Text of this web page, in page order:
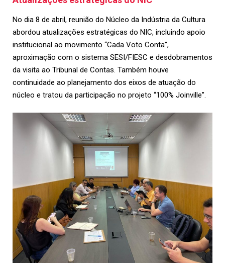
No dia 8 de abril, reunião do Núcleo da Indústria da Cultura
abordou atualizações estratégicas do NIC, incluindo apoio
institucional ao movimento “Cada Voto Conta”,
aproximação com o sistema SESI/FIESC e desdobramentos
da visita ao Tribunal de Contas. Também houve
continuidade ao planejamento dos eixos de atuação do
núcleo e tratou da participação no projeto “100% Joinville”.